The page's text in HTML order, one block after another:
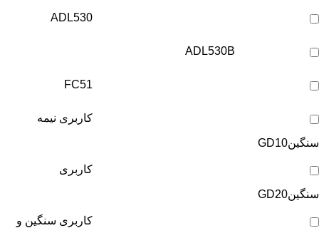
ADL530
ADL530B
FC51
کاربری نیمه
سنگینGD10
کاربری
سنگینGD20
کاربری سنگین و